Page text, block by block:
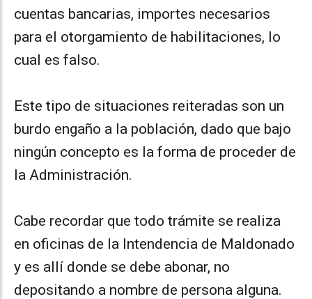
cuentas bancarias, importes necesarios
para el otorgamiento de habilitaciones, lo
cual es falso.
Este tipo de situaciones reiteradas son un
burdo engaño a la población, dado que bajo
ningún concepto es la forma de proceder de
la Administración.
Cabe recordar que todo trámite se realiza
en oficinas de la Intendencia de Maldonado
y es allí donde se debe abonar, no
depositando a nombre de persona alguna.